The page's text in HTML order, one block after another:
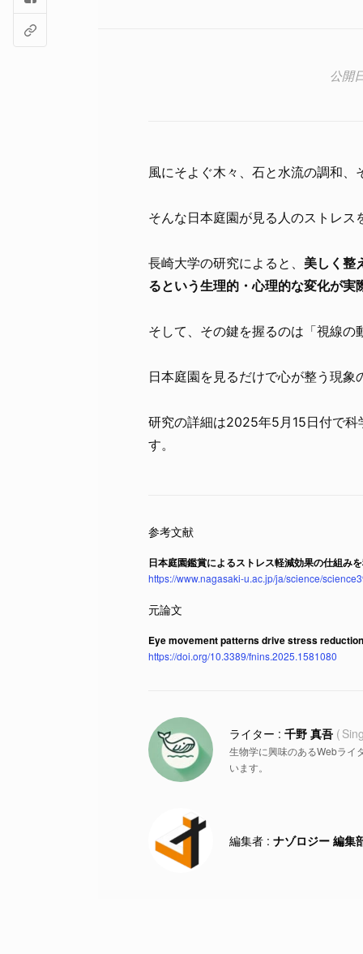
風にそよぐ木々、石と水流の調和
そんな日本庭園が見る人のストレ
長崎大学の研究によると、 美しく整
るという生理的・心理的な変化が実
そして、その鍵を握るのは「視線の
日本庭園を見るだけで心が整う現
研究の詳細は2025年5月15日付で科
す。
日本庭園鑑賞によるストレス軽減効果の仕組み
https://www.nagasaki-u.ac.jp/ja/science/
Eye movement patterns drive stress
https://doi.org/10.3389/fnins.2025.1581080
千野 真吾
生物学に興味のあるWebライ
います。
ナゾロジー 編集